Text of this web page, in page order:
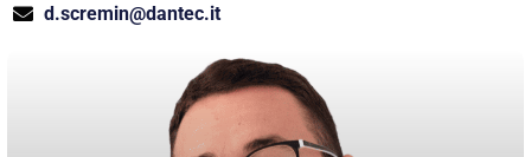
d.scremin@dantec.it